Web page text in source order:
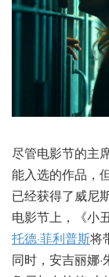
尽管电影节的主
能入选的作品，
已经获得了威尼
电影节上，《小
托德·菲利普斯将
同时，安吉丽娜·